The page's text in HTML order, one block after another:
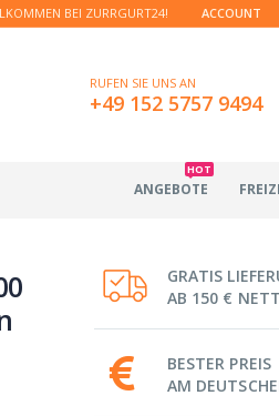
BEI ZURRGURT24! ACCOUNT
RUFEN SIE UNS AN
+49 152 5757 9494
ANGEBOTE
HOT
GRATIS
AB 150 €
BESTER PREIS
AM